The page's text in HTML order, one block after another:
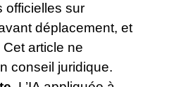
officielles sur
déplacement, et
article ne
conseil juridique.